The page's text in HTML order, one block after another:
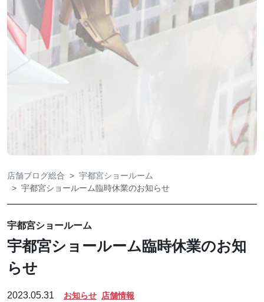
店舗ブログ総合
宇都宮ショールーム
宇都宮ショールーム臨時休業のお知らせ
宇都宮ショールーム
宇都宮ショールーム臨時休業のお知
らせ
2023.05.31 お知らせ 店舗情報